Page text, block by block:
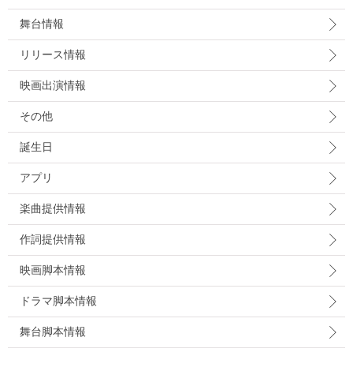
舞台情報
リリース情報
映画出演情報
その他
誕生日
アプリ
楽曲提供情報
作詞提供情報
映画脚本情報
ドラマ脚本情報
舞台脚本情報